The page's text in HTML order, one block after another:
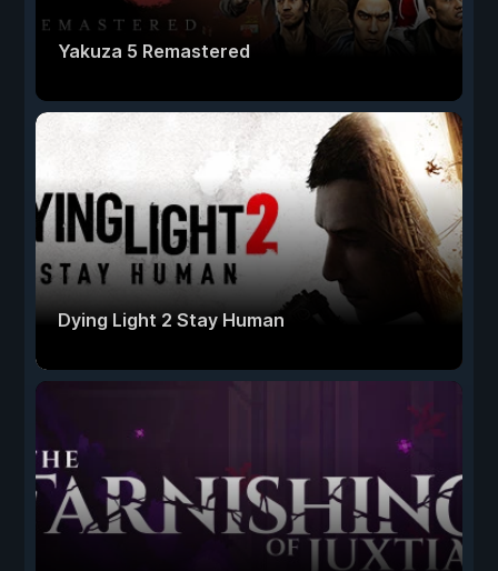
Yakuza 5 Remastered
Dying Light 2 Stay Human